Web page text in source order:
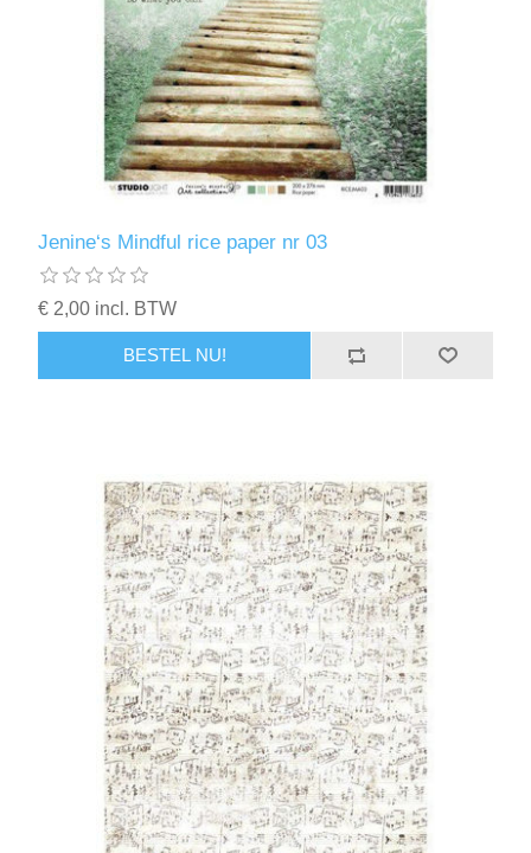
Jenine‘s Mindful rice paper nr 03
€ 2,00 incl. BTW
BESTEL NU!